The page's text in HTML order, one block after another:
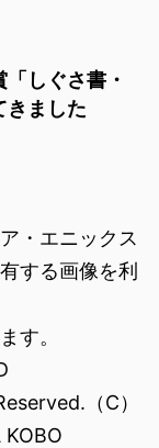
しぐさ書・
きました
・エニックス
する画像を利
す。
（C）
KOBO